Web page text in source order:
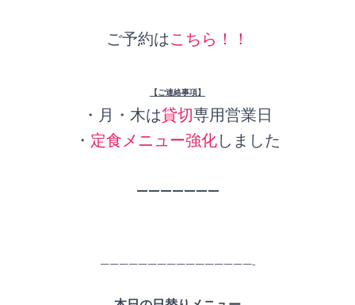
ご予約はこちら！！
【ご連絡事項】
・月・木は貸切専用営業日
・ 定食メニュー強化しました
———————
————————————————-